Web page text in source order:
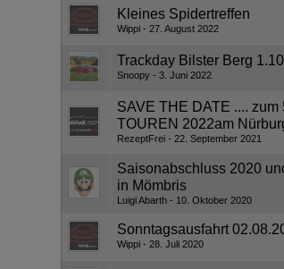
Kleines Spidertreffen
Wippi 27. August 2022
Trackday Bilster Berg
Snoopy 3. Juni 2022
SAVE THE DATE ....
TOUREN 2022am
RezeptFrei 22. September 2021
Saisonabschluss 2020
in Mömbris
Luigi Abarth 10. Oktober 2020
Sonntagsausfahrt
Wippi 28. Juli 2020